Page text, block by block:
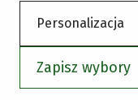
Personalizacja
Zapisz wybory